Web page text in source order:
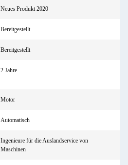
Neues Produkt 2020
Bereitgestellt
Bereitgestellt
2 Jahre
Motor
Automatisch
Ingenieure für die Auslandservice von
Maschinen